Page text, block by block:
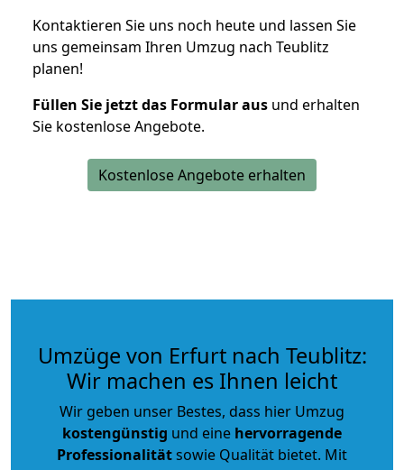
Kontaktieren Sie uns noch heute und lassen Sie
uns gemeinsam Ihren Umzug nach Teublitz
planen!
Füllen Sie jetzt das Formular aus und erhalten
Sie kostenlose Angebote.
Kostenlose Angebote erhalten
Umzüge von Erfurt nach Teublitz:
Wir machen es Ihnen leicht
Wir geben unser Bestes, dass hier Umzug
kostengünstig und eine hervorragende
Professionalitätsowie Qualität bietet. Mit